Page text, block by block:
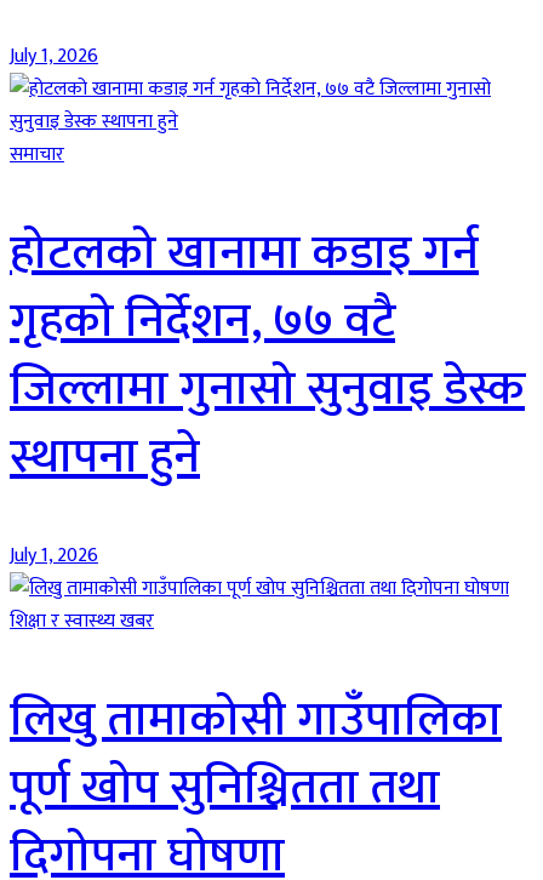
July 1, 2026
समाचार
होटलको खानामा कडाइ गर्न
गृहको निर्देशन, ७७ वटै
जिल्लामा गुनासो सुनुवाइ डेस्क
स्थापना हुने
July 1, 2026
शिक्षा र स्वास्थ्य खबर
लिखु तामाकोसी गाउँपालिका
पूर्ण खोप सुनिश्चितता तथा
दिगोपना घोषणा